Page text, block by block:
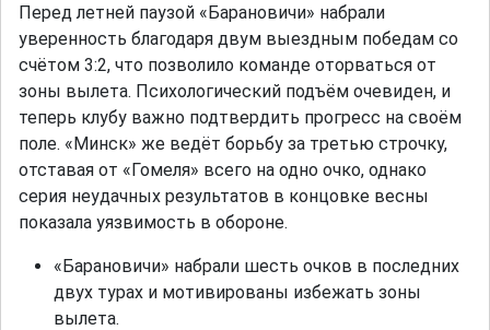
Перед летней паузой «Барановичи» набрали
уверенность благодаря двум выездным победам со
счётом 3:2, что позволило команде оторваться от
зоны вылета. Психологический подъём очевиден, и
теперь клубу важно подтвердить прогресс на своём
поле. «Минск» же ведёт борьбу за третью строчку,
отставая от «Гомеля» всего на одно очко, однако
серия неудачных результатов в концовке весны
показала уязвимость в обороне.
«Барановичи» набрали шесть очков в последних
двух турах и мотивированы избежать зоны
вылета.